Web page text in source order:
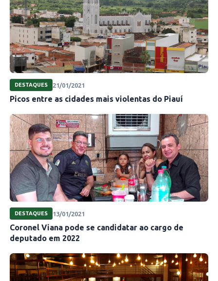
DESTAQUES 21/01/2021
Picos entre as cidades mais violentas do Piauí
DESTAQUES 13/01/2021
Coronel Viana pode se candidatar ao cargo de
deputado em 2022